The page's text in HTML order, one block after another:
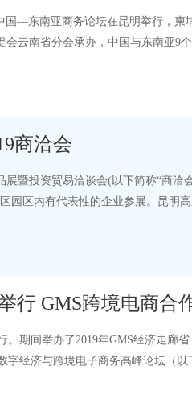
国—东南亚商务论坛在昆明举行，柬
云南省分会承办，中国与东南亚9
商洽会
暨投资贸易洽谈会(以下简称“商洽
园区内有代表性的企业参展。昆明
行 GMS跨境电商合
。期间举办了2019年GMS经济走廊
字经济与跨境电子商务高峰论坛（